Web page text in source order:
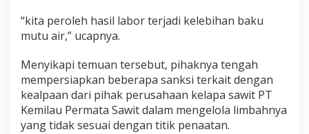
“kita peroleh hasil labor terjadi kelebihan baku
mutu air,” ucapnya.
Menyikapi temuan tersebut, pihaknya tengah
mempersiapkan beberapa sanksi terkait dengan
kealpaan dari pihak perusahaan kelapa sawit PT
Kemilau Permata Sawit dalam mengelola limbahnya
yang tidak sesuai dengan titik penaatan.